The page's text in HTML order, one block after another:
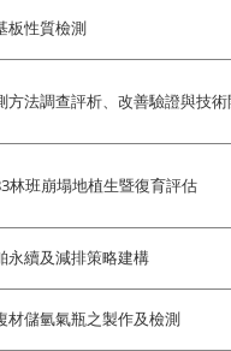
板性質檢測
方法調查評析、改善驗證與技
林班崩塌地植生暨復育評估
永續及減排策略建構
材儲氫氣瓶之製作及檢測